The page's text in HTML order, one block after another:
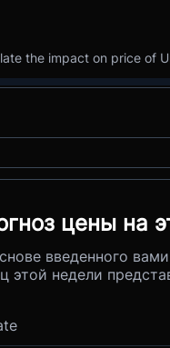
the impact on price of
цены на
введенного
этой недели